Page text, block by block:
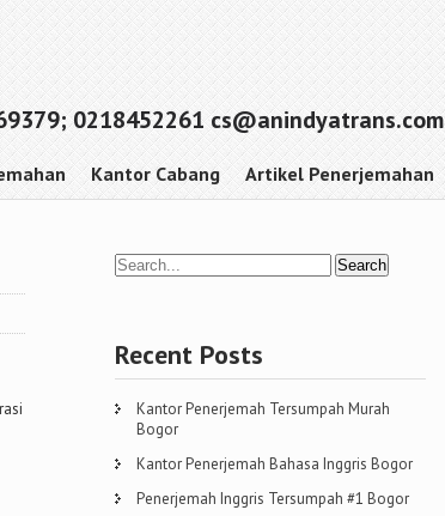
0218452261 cs@anindyatrans.com
Kantor Cabang Artikel Penerjemahan
Recent Posts
Kantor Penerjemah Tersumpah Murah
Bogor
Kantor Penerjemah Bahasa Inggris Bogor
Penerjemah Inggris Tersumpah #1 Bogor